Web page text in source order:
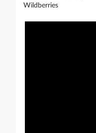
Wildberries